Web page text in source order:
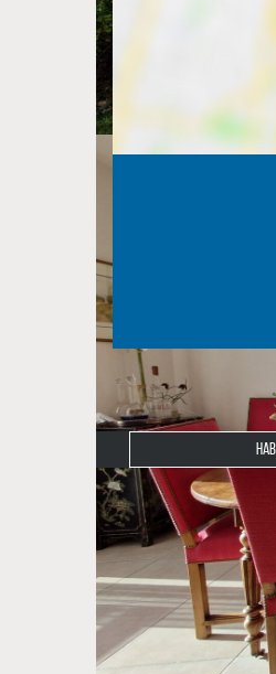
Description du
VENDU par l'agence!!!
EXCLUSIVITÉ CLG
Découvrez cette
prestations de qualité